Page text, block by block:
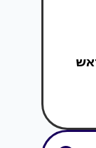
בראש